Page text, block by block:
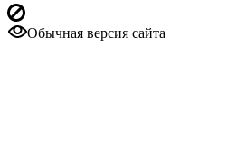
Обычная версия сайта